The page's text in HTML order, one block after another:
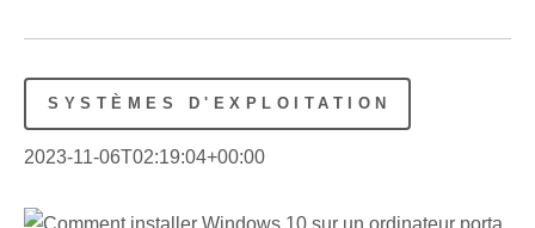
SYSTÈMES D'EXPLOITATION
2023-11-06T02:19:04+00:00